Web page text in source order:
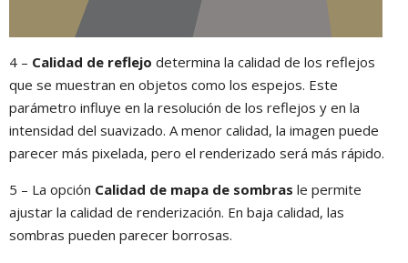
4 – Calidad de reflejo determina la calidad de los reflejos
que se muestran en objetos como los espejos. Este
parámetro influye en la resolución de los reflejos y en la
intensidad del suavizado. A menor calidad, la imagen puede
parecer más pixelada, pero el renderizado será más rápido.
5 – La opción Calidad de mapa de sombras le permite
ajustar la calidad de renderización. En baja calidad, las
sombras pueden parecer borrosas.